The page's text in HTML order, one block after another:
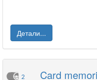
Детали...
2
Card